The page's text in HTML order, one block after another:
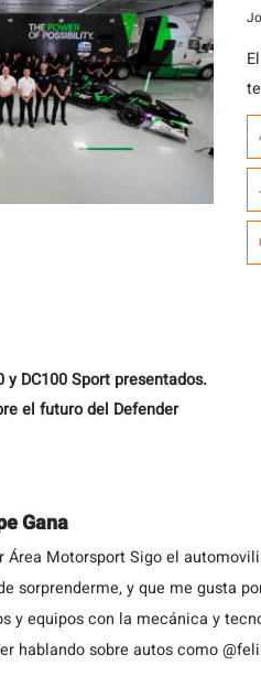
a
DC100 Sport presentados.
el futuro del Defender
Gana
Área Motorsport Sigo el
sorprenderme, y que me gusta
y equipos con la mecánica y
hablando sobre autos como